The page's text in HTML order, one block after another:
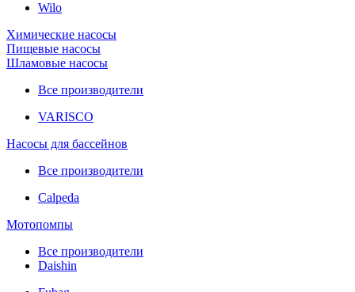
Wilo
Химические насосы
Пищевые насосы
Шламовые насосы
Все производители
VARISCO
Насосы для бассейнов
Все производители
Calpeda
Мотопомпы
Все производители
Daishin